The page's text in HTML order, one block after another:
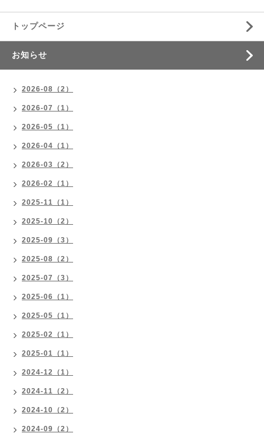
トップページ
お知らせ
2026-08（2）
2026-07（1）
2026-05（1）
2026-04（1）
2026-03（2）
2026-02（1）
2025-11（1）
2025-10（2）
2025-09（3）
2025-08（2）
2025-07（3）
2025-06（1）
2025-05（1）
2025-02（1）
2025-01（1）
2024-12（1）
2024-11（2）
2024-10（2）
2024-09（2）